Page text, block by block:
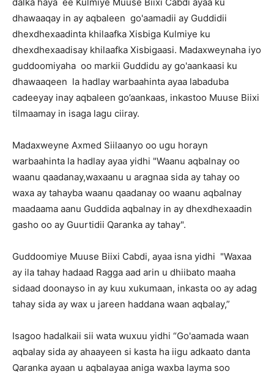
dhawaaqay in ay aqbaleen go'aamadii ay Guddidii
dhexdhexaadinta khilaafka Xisbiga Kulmiye ku
dhexdhexaadisay khilaafka Xisbigaasi. Madaxweynaha iyo
guddoomiyaha oo markii Guddidu ay go'aankaasi ku
dhawaaqeen la hadlay warbaahinta ayaa labaduba
cadeeyay inay aqbaleen go’aankaas, inkastoo Muuse Biixi
tilmaamay in isaga lagu ciiray.
Madaxweyne Axmed Siilaanyo oo ugu horayn
warbaahinta la hadlay ayaa yidhi "Waanu aqbalnay oo
waanu qaadanay,waxaanu u aragnaa sida ay tahay oo
waxa ay tahayba waanu qaadanay oo waanu aqbalnay
maadaama aanu Guddida aqbalnay in ay dhexdhexaadin
gasho oo ay Guurtidii Qaranka ay tahay".
Guddoomiye Muuse Biixi Cabdi, ayaa isna yidhi "Waxaa
ay ila tahay hadaad Ragga aad arin u dhiibato maaha
sidaad doonayso in ay kuu xukumaan, inkasta oo ay adag
tahay sida ay wax u jareen haddana waan aqbalay,”
Isagoo hadalkaii sii wata wuxuu yidhi “Go'aamada waan
aqbalay sida ay ahaayeen si kasta ha iigu adkaato danta
Qaranka ayaan u aqbalayaa aniga waxba layma soo